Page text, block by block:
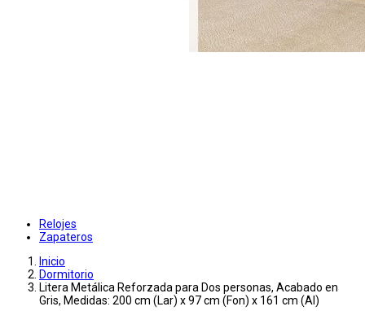
Relojes
Zapateros
Inicio
Dormitorio
Litera Metálica Reforzada para Dos personas, Acabado en
Gris, Medidas: 200 cm (Lar) x 97 cm (Fon) x 161 cm (Al)